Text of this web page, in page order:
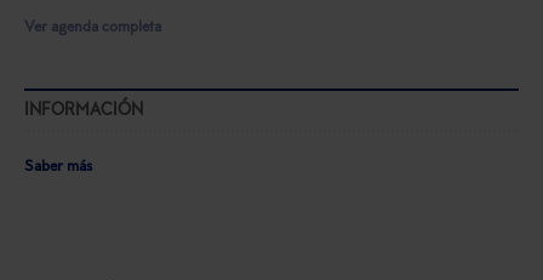
Ver agenda completa
INFORMACIÓN
Saber más